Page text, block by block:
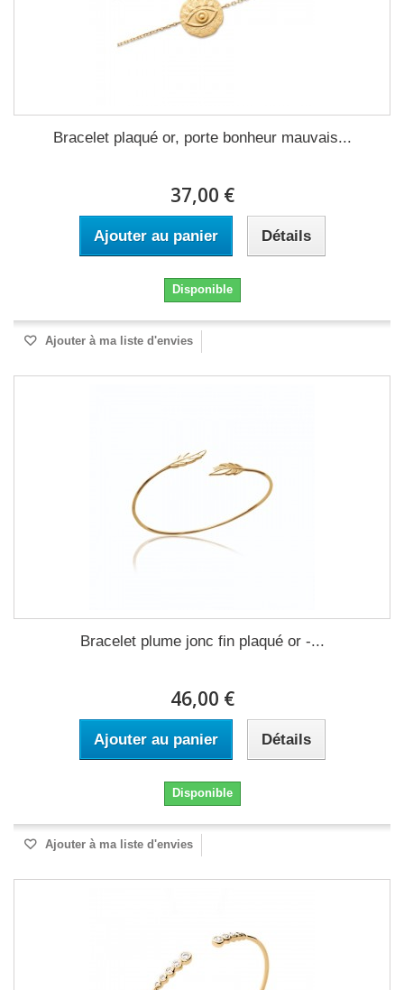
Bracelet plaqué or, porte bonheur mauvais...
37,00 €
Ajouter au panier Détails
Disponible
Ajouter à ma liste d'envies
Bracelet plume jonc fin plaqué or -...
46,00 €
Ajouter au panier Détails
Disponible
Ajouter à ma liste d'envies